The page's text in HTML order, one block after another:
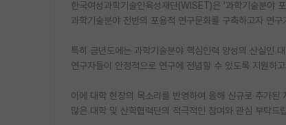
한국여성과학기술인육성재단(WISET)은 '과학기술분야
과학기술분야 전반의 포용적 연구문화를 구축하고자 연
특히 금년도에는 과학기술분야 핵심인력 양성의 산실인
연구자들이 안정적으로 연구에 전념할 수 있도록 지원하
이에 대학 현장의 목소리를 반영하여 올해 신규로 추가된
많은 대학 및 산학협력단의 적극적인 참여와 관심 부탁드